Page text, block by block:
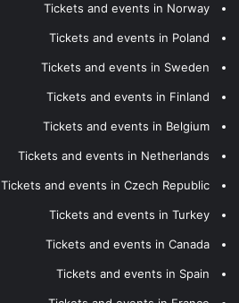
Tickets and events in Norway
Tickets and events in Poland
Tickets and events in Sweden
Tickets and events in Finland
Tickets and events in Belgium
Tickets and events in Netherlands
Tickets and events in Czech Republic
Tickets and events in Turkey
Tickets and events in Canada
Tickets and events in Spain